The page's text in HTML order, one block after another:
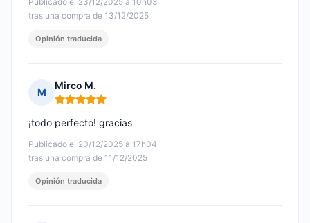
tras una compra de 13/12/2025
Opinión traducida
M
Mirco M.
Nota: 5 de 5
Publicado el 20/12/2025 à 17h04
tras una compra de 11/12/2025
¡todo perfecto! gracias
Opinión traducida